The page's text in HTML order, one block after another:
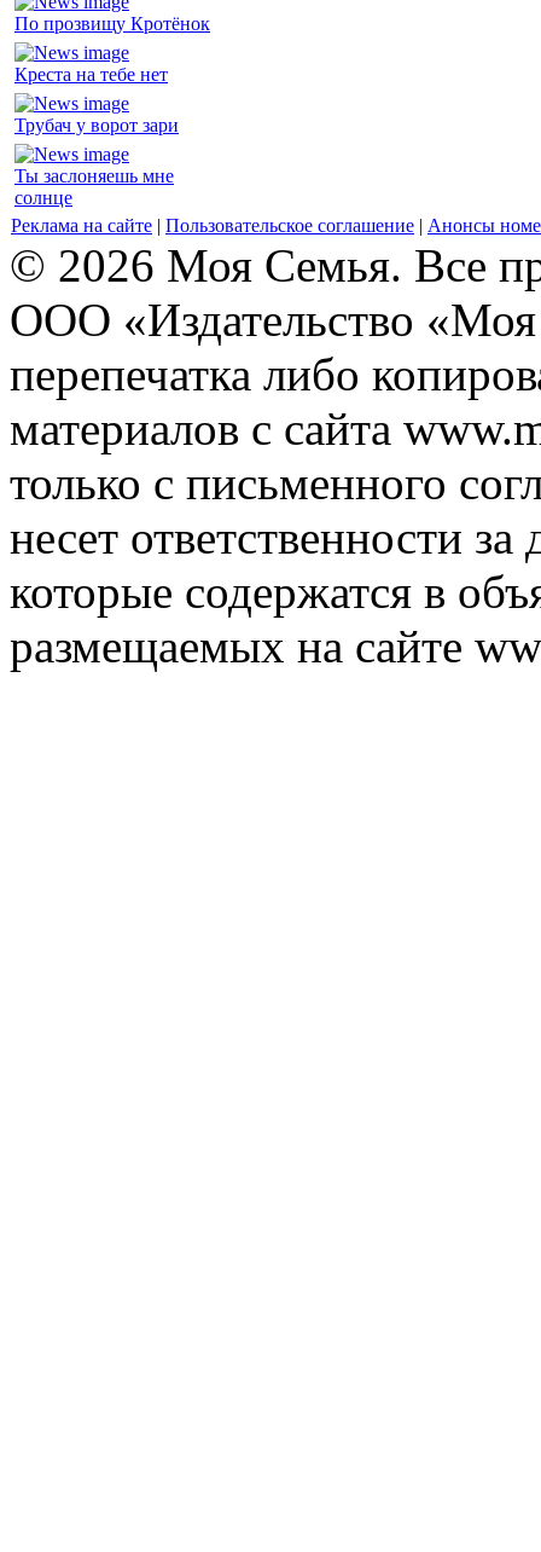
По прозвищу Кротёнок
Креста на тебе нет
Трубач у ворот зари
Ты заслоняешь мне
солнце
Реклама на сайте | Пользовательское соглашение | Анонсы
© 2026 Моя Семья. Все
ООО «Издательство
перепечатка либо
материалов с сайта
только с письменного
несет ответственности
которые содержатся в
размещаемых на сайте